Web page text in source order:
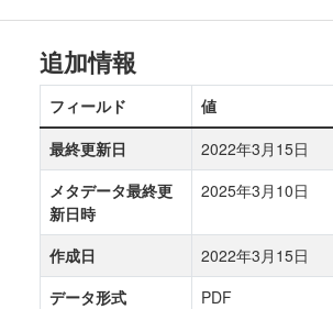
追加情報
フィールド
値
最終更新日
2022年3月15日
メタデータ最終更
新日時
2025年3月10日
作成日
2022年3月15日
データ形式
PDF